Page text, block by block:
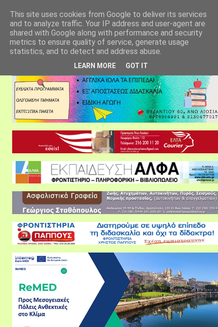
This site uses cookies from Google to deliver its services
and to analyze traffic. Your IP address and user-agent are
shared with Google along with performance and security
metrics to ensure quality of service, generate usage
statistics, and to detect and address abuse.
LEARN MORE GOT IT